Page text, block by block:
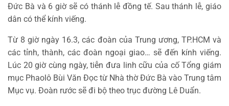
Đức Bà và 6 giờ sẽ có thánh lễ đồng tế. Sau thánh lễ, giáo
dân có thể kính viếng.
Từ 8 giờ ngày 16.3, các đoàn của Trung ương, TP.HCM và
các tỉnh, thành, các đoàn ngoại giao… sẽ đến kính viếng.
Lúc 20 giờ cùng ngày, tiễn đưa linh cữu của cố Tổng giám
mục Phaolô Bùi Văn Đọc từ Nhà thờ Đức Bà vào Trung tâm
Mục vụ. Đoàn rước sẽ đi bộ theo trục đường Lê Duẩn.